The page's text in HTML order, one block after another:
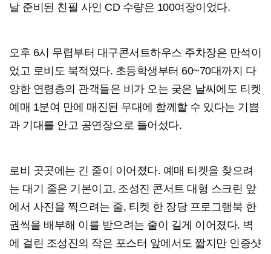
날 준비된 친필 사인 CD 수량은 100여장이었다.
오후 6시 무렵부터 대구콘서트하우스 주차장은 만석이
었고 로비도 북적였다. 초등학생부터 60~70대까지 다
양한 연령층의 관객들은 비가 오는 궂은 날씨에도 티켓
예매 1분여 만에 매진된 무대에 함께할 수 있다는 기쁨
과 기대를 안고 공연장으로 들어섰다.
로비 곳곳에는 긴 줄이 이어졌다. 예매 티켓을 찾으려
는 대기 줄은 기본이고, 조성진 콘서트 대형 스크린 앞
에서 사진을 찍으려는 줄, 티켓 한 장당 프로그램북 한
권씩을 배부해 이를 받으려는 줄이 길게 이어졌다. 벽
에 걸린 조성진의 작은 포스터 앞에서도 짧지만 인증샷